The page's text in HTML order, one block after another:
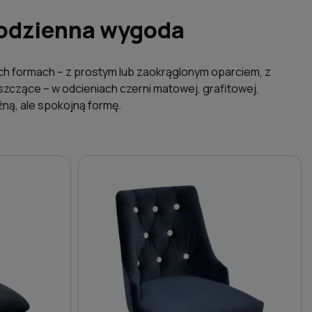
wygoda
formach – z prostym lub zaokrąglonym oparciem, z
– w odcieniach czerni matowej, grafitowej,
ale spokojną formę.